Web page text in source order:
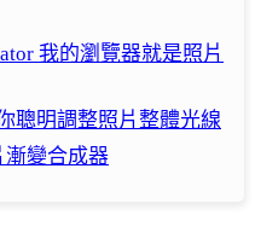
我的瀏覽器就是照片
聰明調整照片整體光線
漸變合成器